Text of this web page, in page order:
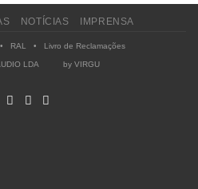
NOTÍCIAS IMPRENSA
RAL • Livro de Reclamações
LDA by VIRGU